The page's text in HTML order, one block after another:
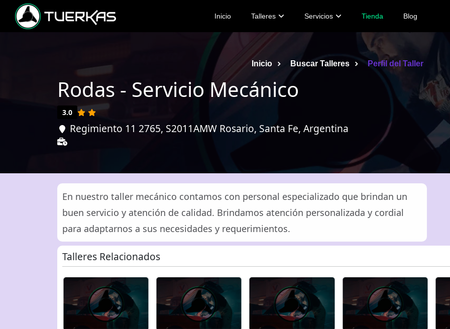
Inicio Talleres Servicios Tienda Blog
Inicio Buscar Talleres Perfil del Taller
Rodas - Servicio Mecánico
3.0
Regimiento 11 2765, S2011AMW Rosario, Santa Fe, Argentina
En nuestro taller mecánico contamos con personal especializado que brindan un
buen servicio y atención de calidad. Brindamos atención personalizada y cordial
para adaptarnos a sus necesidades y requerimientos.
Talleres Relacionados